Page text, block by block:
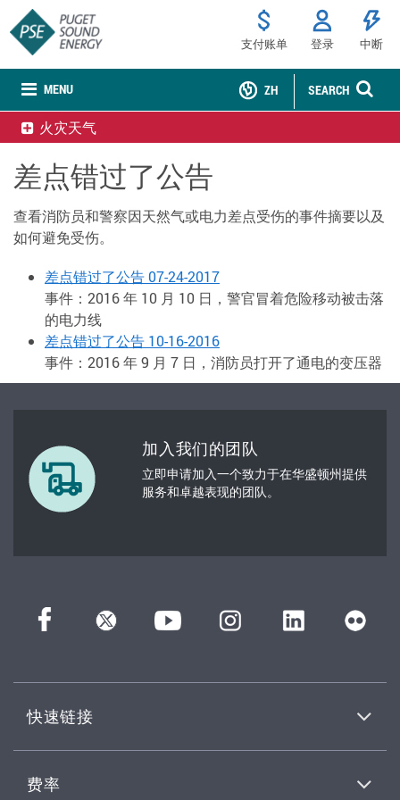
MENU
支付账单 登录 中断
SEARCH
ZH
火灾天气
差点错过了公告
查看消防员和警察因天然气或电力差点受伤的事件摘要以及
如何避免受伤。
差点错过了公告 07-24-2017
事件：2016 年 10 月 10 日，警官冒着危险移动被击落
的电力线
差点错过了公告 10-16-2016
事件：2016 年 9 月 7 日，消防员打开了通电的变压器
加入我们的团队
立即申请加入一个致力于在华盛顿州提供
服务和卓越表现的团队。
快速链接
费率